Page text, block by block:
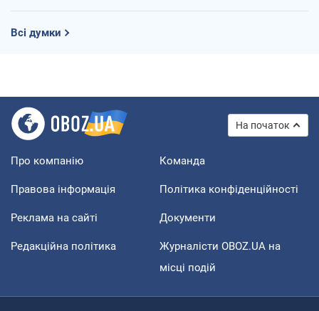
Всі думки
На початок
Про компанію Команда
Правова інформація Політика конфіденційності
Реклама на сайті Документи
Редакційна політика
Журналісти OBOZ.UA на
місці подій